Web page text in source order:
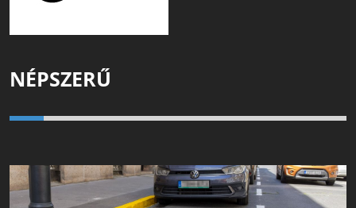
NÉPSZERŰ